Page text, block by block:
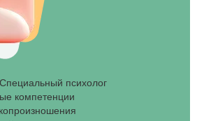
психолог
компетенции